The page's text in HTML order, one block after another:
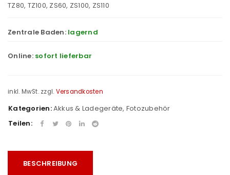
TZ80, TZ100, ZS60, ZS100, ZS110
Zentrale Baden: lagernd
Online: sofort lieferbar
inkl. MwSt. zzgl. Versandkosten
Kategorien:Akkus & Ladegeräte, Fotozubehör
Teilen:
BESCHREIBUNG